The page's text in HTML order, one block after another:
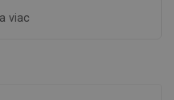
viac